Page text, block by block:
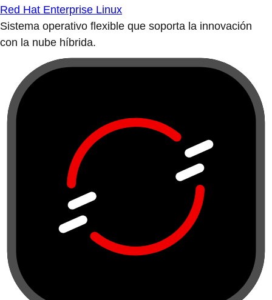
Red Hat Enterprise Linux
Sistema operativo flexible que soporta la innovación
con la nube híbrida.